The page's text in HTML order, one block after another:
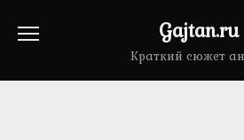
Gajtan.ru
Краткий сюжет